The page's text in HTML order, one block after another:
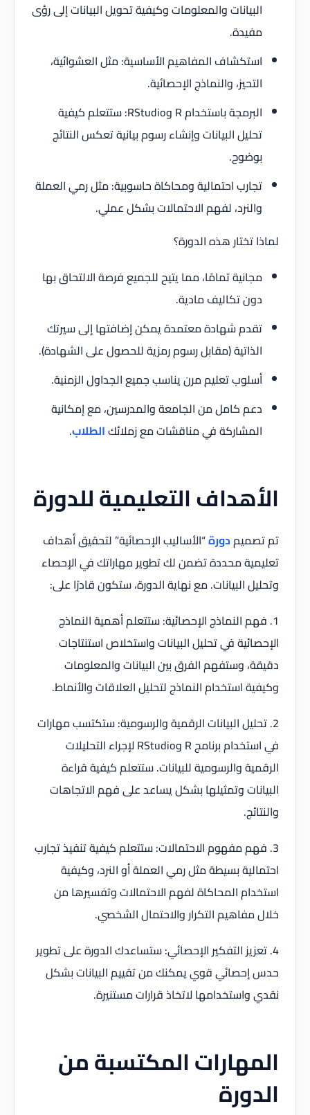
البيانات والمعلومات وكيفية تحويل البيانات إلى رؤى
مفيدة.
استكشاف المفاهيم الأساسية: مثل العشوائية،
التحيز، والنماذج الإحصائية.
البرمجة باستخدام R وRStudio: ستتعلم كيفية
تحليل البيانات وإنشاء رسوم بيانية تعكس النتائج
بوضوح.
تجارب احتمالية ومحاكاة حاسوبية: مثل رمي العملة
والنرد، لفهم الاحتمالات بشكل عملي.
لماذا تختار هذه الدورة؟
مجانية تمامًا، مما يتيح للجميع فرصة الالتحاق بها
دون تكاليف مادية.
تقدم شهادة معتمدة يمكن إضافتها إلى سيرتك
الذاتية (مقابل رسوم رمزية للحصول على الشهادة).
أسلوب تعليم مرن يناسب جميع الجداول الزمنية.
دعم كامل من الجامعة والمدرسين، مع إمكانية
المشاركة في مناقشات مع زملائكالطلاب.
الأهداف التعليمية للدورة
تم تصميمدورة“الأساليب الإحصائية” لتحقيق أهداف
تعليمية محددة تضمن لك تطوير مهاراتك في الإحصاء
وتحليل البيانات. مع نهاية الدورة، ستكون قادرًا على:
1. فهم النماذج الإحصائية: ستتعلم أهمية النماذج
الإحصائية في تحليل البيانات واستخلاص استنتاجات
دقيقة، وستفهم الفرق بين البيانات والمعلومات
وكيفية استخدام النماذج لتحليل العلاقات والأنماط.
2. تحليل البيانات الرقمية والرسومية: ستكتسب مهارات
في استخدام برنامج R وRStudio لإجراء التحليلات
الرقمية والرسومية للبيانات. ستتعلم كيفية قراءة
البيانات وتمثيلها بشكل يساعد على فهم الاتجاهات
والنتائج.
3. فهم مفهوم الاحتمالات: ستتعلم كيفية تنفيذ تجارب
احتمالية بسيطة مثل رمي العملة أو النرد، وكيفية
استخدام المحاكاة لفهم الاحتمالات وتفسيرها من
خلال مفاهيم التكرار والاحتمال الشخصي.
4. تعزيز التفكير الإحصائي: ستساعدك الدورة على تطوير
حدس إحصائي قوي يمكنك من تقييم البيانات بشكل
نقدي واستخدامها لاتخاذ قرارات مستنيرة.
المهارات المكتسبة من
الدورة